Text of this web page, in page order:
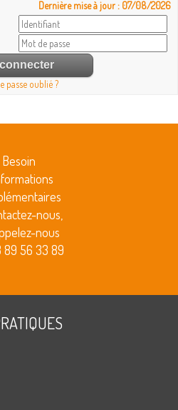
Dernière mise à jour : 07/08/2026
passe oublié ?
Besoin
nous,
nous
89 56 33 89